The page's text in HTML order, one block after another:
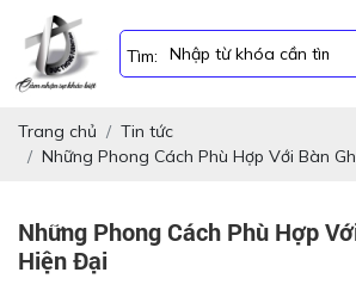
Tìm:
Trang chủ
Tin tức
Những Phong Cách Phù Hợp Với Bàn
Những Phong Cách Phù Hợp
Hiện Đại